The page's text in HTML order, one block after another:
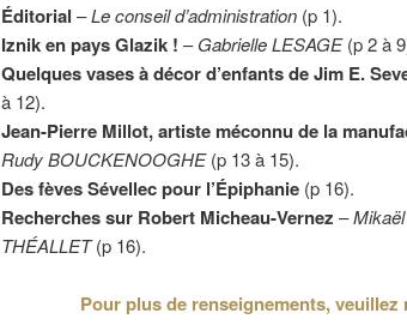
Éditorial –Le conseil d’administration (p 1).
Iznik en pays Glazik ! –Gabrielle LESAGE(p 2 à
Quelques vases à décor d’enfants de Jim E.
à 12).
Jean-Pierre Millot, artiste méconnu de la
Rudy BOUCKENOOGHE(p 13 à 15).
Des fèves Sévellec pour l’Épiphanie (p 16).
Recherches sur Robert Micheau-Vernez –
THÉALLET(p 16).
Pour plus de renseignements, veuillez